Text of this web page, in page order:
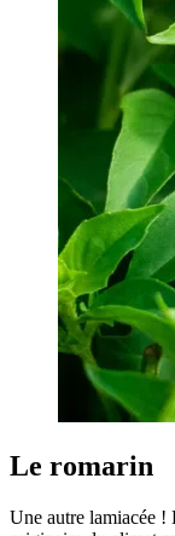
Le romarin
Une autre lamiacée !